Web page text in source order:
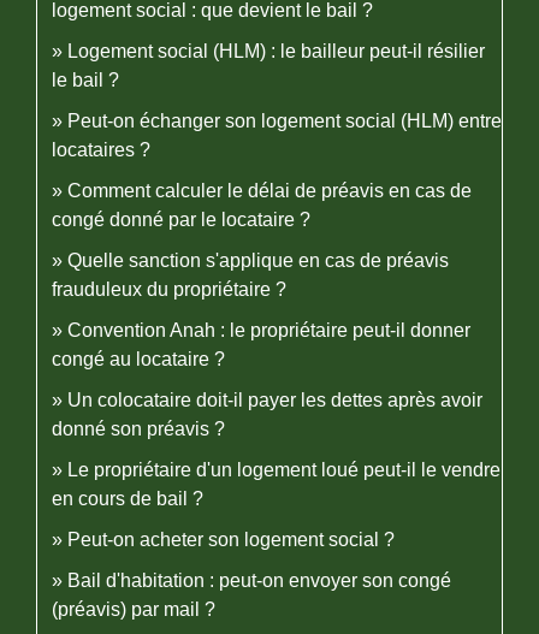
logement social : que devient le bail ?
Logement social (HLM) : le bailleur peut-il résilier
le bail ?
Peut-on échanger son logement social (HLM) entre
locataires ?
Comment calculer le délai de préavis en cas de
congé donné par le locataire ?
Quelle sanction s'applique en cas de préavis
frauduleux du propriétaire ?
Convention Anah : le propriétaire peut-il donner
congé au locataire ?
Un colocataire doit-il payer les dettes après avoir
donné son préavis ?
Le propriétaire d'un logement loué peut-il le vendre
en cours de bail ?
Peut-on acheter son logement social ?
Bail d'habitation : peut-on envoyer son congé
(préavis) par mail ?